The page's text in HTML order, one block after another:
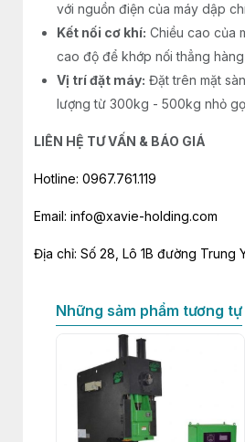
với nguồn điện của máy dập
Kết nối cơ khí: Chiều cao của
cao độ để khớp nối thẳng
Vị trí đặt máy: Đặt trên mặt
lượng từ 300kg - 500kg nhỏ
LIÊN HỆ TƯ VẤN & BÁO GIÁ
Hotline: 0967.761.119
Email: info@xavie-holding.com
Địa chỉ: Số 28, Lô 1B đường Trung
Những sảm phẩm tương tự